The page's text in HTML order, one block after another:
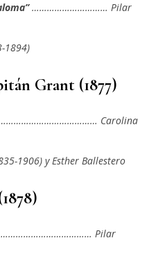
………………………… Pilar
1894)
Grant (1877)
Carolina
1906) y Esther Ballestero
Pilar